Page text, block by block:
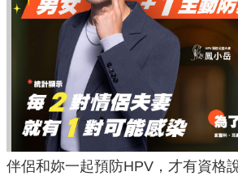
伴侶和妳一起預防HPV，才有資格